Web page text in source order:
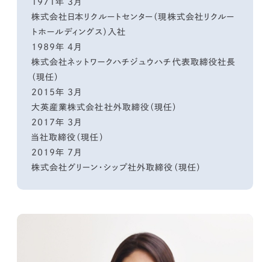
1971年 3月
株式会社日本リクルートセンター（現株式会社リクルー
トホールディングス）入社
1989年 4月
株式会社ネットワークハチジュウハチ代表取締役社長
（現任）
2015年 3月
大英産業株式会社社外取締役（現任）
2017年 3月
当社取締役（現任）
2019年 7月
株式会社グリーン・シップ社外取締役（現任）